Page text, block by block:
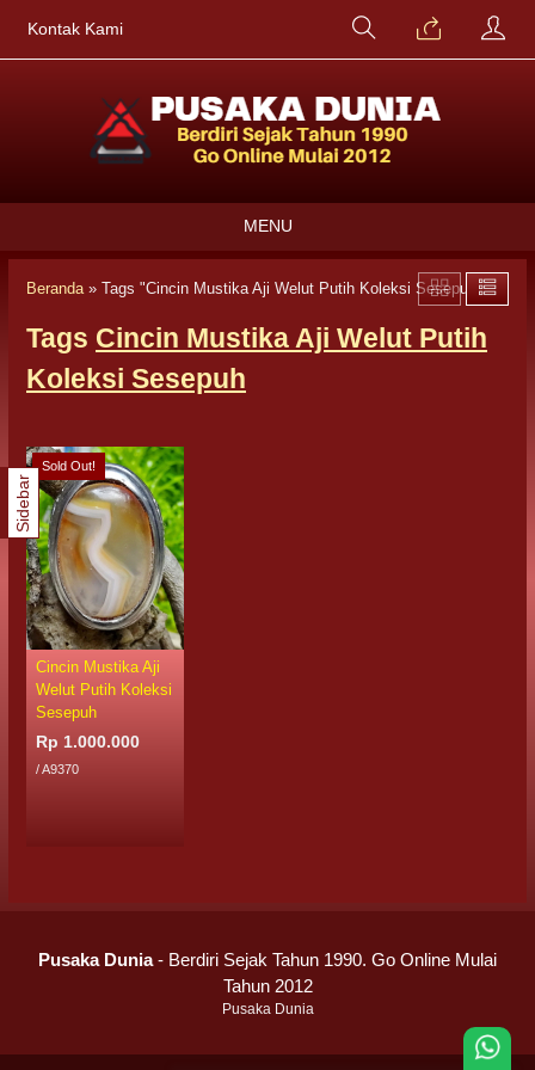
Kontak Kami
MENU
Beranda» Tags "Cincin Mustika Aji Welut Putih Koleksi Sesepuh"
Tags Cincin Mustika Aji Welut Putih
Koleksi Sesepuh
Sold Out!
Cincin Mustika Aji
Welut Putih Koleksi
Sesepuh
Rp 1.000.000
/ A9370
Sidebar
Pusaka Dunia- Berdiri Sejak Tahun 1990. Go Online Mulai
Tahun 2012
Pusaka Dunia